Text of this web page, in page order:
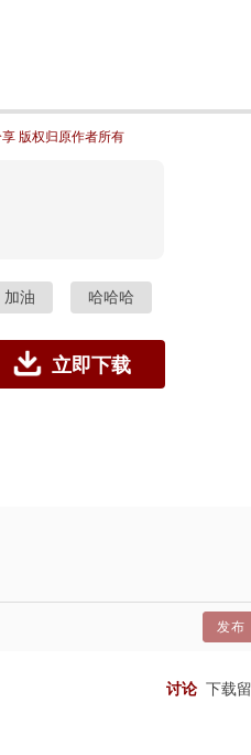
版权归原作者所有
加油 哈哈哈
立即下载
发布
讨论 下载